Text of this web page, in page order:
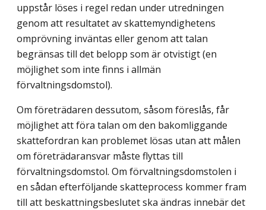
uppstår löses i regel redan under utredningen
genom att resultatet av skattemyndighetens
omprövning inväntas eller genom att talan
begränsas till det belopp som är otvistigt (en
möjlighet som inte finns i allmän
förvaltningsdomstol).
Om företrädaren dessutom, såsom föreslås, får
möjlighet att föra talan om den bakomliggande
skattefordran kan problemet lösas utan att målen
om företrädaransvar måste flyttas till
förvaltningsdomstol. Om förvaltningsdomstolen i
en sådan efterföljande skatteprocess kommer fram
till att beskattningsbeslutet ska ändras innebär det